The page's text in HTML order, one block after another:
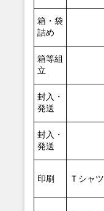
箱・袋
詰め
箱等組
立
封入・
発送
封入・
発送
印刷 Ｔシャツ